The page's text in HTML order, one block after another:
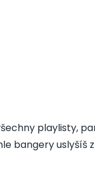
playlisty,
bangery uslyšíš